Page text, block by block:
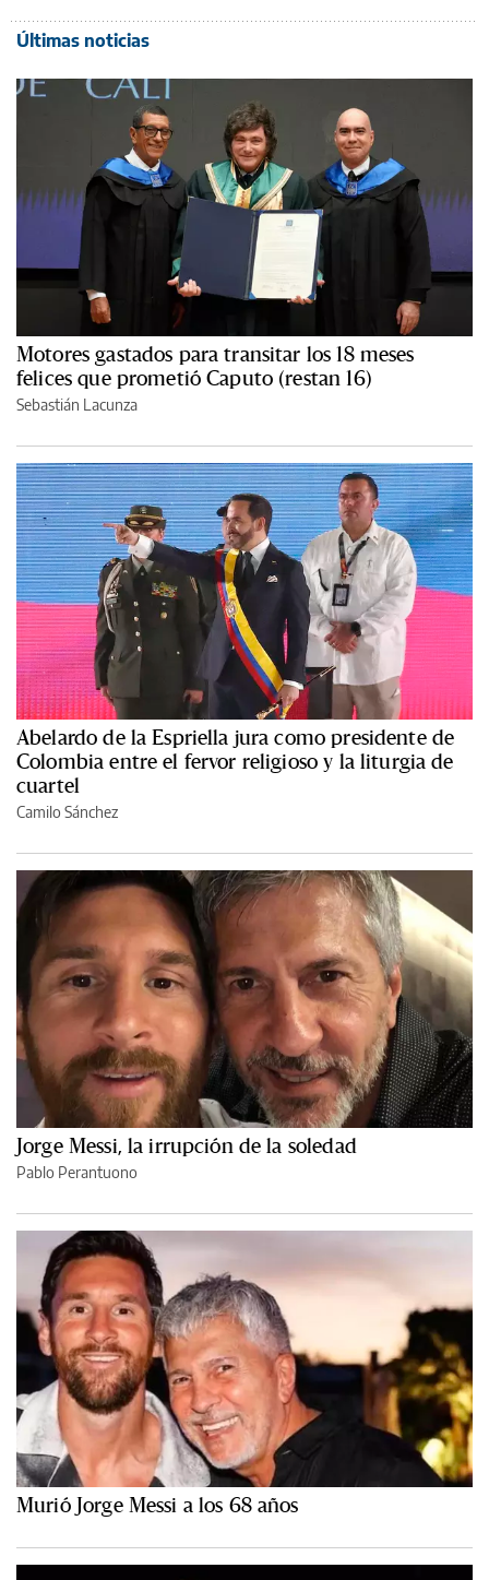
Últimas noticias
Motores gastados para transitar los 18 meses
felices que prometió Caputo (restan 16)
Sebastián Lacunza
Abelardo de la Espriella jura como presidente de
Colombia entre el fervor religioso y la liturgia de
cuartel
Camilo Sánchez
Jorge Messi, la irrupción de la soledad
Pablo Perantuono
Murió Jorge Messi a los 68 años